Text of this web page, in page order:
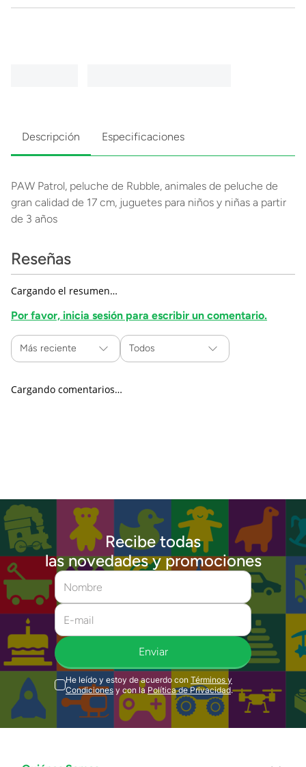
Descripción Especificaciones
PAW Patrol, peluche de Rubble, animales de peluche de
gran calidad de 17 cm, juguetes para niños y niñas a partir
de 3 años
Reseñas
Cargando el resumen…
Por favor, inicia sesión para escribir un comentario.
Más reciente Todos
Cargando comentarios…
Recibe todas
las novedades y promociones
Enviar
He leído y estoy de acuerdo con Términos y
Condiciones y con la Política de Privacidad.